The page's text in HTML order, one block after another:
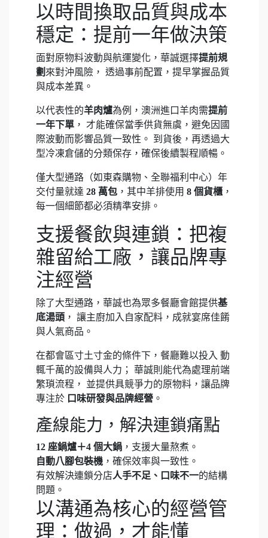
以時間換取品質與成本
穩定：提前一年做決策
面對原物料波動與航運變化，華誠選擇提前規
劃 來對沖風險， 透過事前配置，提早掌握品質
與成本差異。
以代表性的羊肉爐為例，澳洲進口羊肉需提前
一年下單 ， 才能確保當季供貨無虞，避免因國
際波動而影響品質一致性。 到貨後，再透過大
型冷凍倉儲的分類保存，確保後續製程順暢。
僅大型通路（如東森購物、全聯福利中心）年
交付量就達 28 萬包 ，其中羊排使用 8 個貨櫃 ，
每一個細節都必須精準安排。
支援餐飲與連鎖：把複
雜留給工廠，讓品牌專
注經營
除了大型通路，華誠也為眾多餐廳會館提供基
底湯頭 ， 讓主廚加入自家配料，成就宴席佳餚
與人氣商品。
在都會區寸土寸金的條件下，餐廳難以投入 動
輒千萬的設備與人力； 華誠則能代為處理前端
繁瑣流程， 並提供具競爭力的原物料，讓品牌
專注於 口味研發與品牌經營 。
產線能力，解決連鎖痛點
12 座鍋爐＋4 個大鍋 ，支援大量熬煮。
自動八腳包裝機 ，確保效率與一致性。
有效解決連鎖分店人手不足、口味不一的結構
問題。
以溝通為核心的經營管
理：做過，才能懂